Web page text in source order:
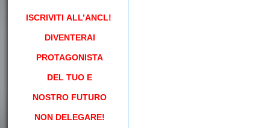
ISCRIVITI ALL’ANCL!
DIVENTERAI
PROTAGONISTA
DEL TUO E
NOSTRO FUTURO
NON DELEGARE!